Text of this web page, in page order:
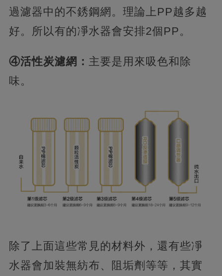
過濾器中的不銹鋼網。理論上PP越多越
好。所以有的凈水器會安排2個PP。
④活性炭濾網： 主要是用來吸色和除
味。
除了上面這些常見的材料外，還有些凈
水器會加裝無紡布、阻垢劑等等，其實